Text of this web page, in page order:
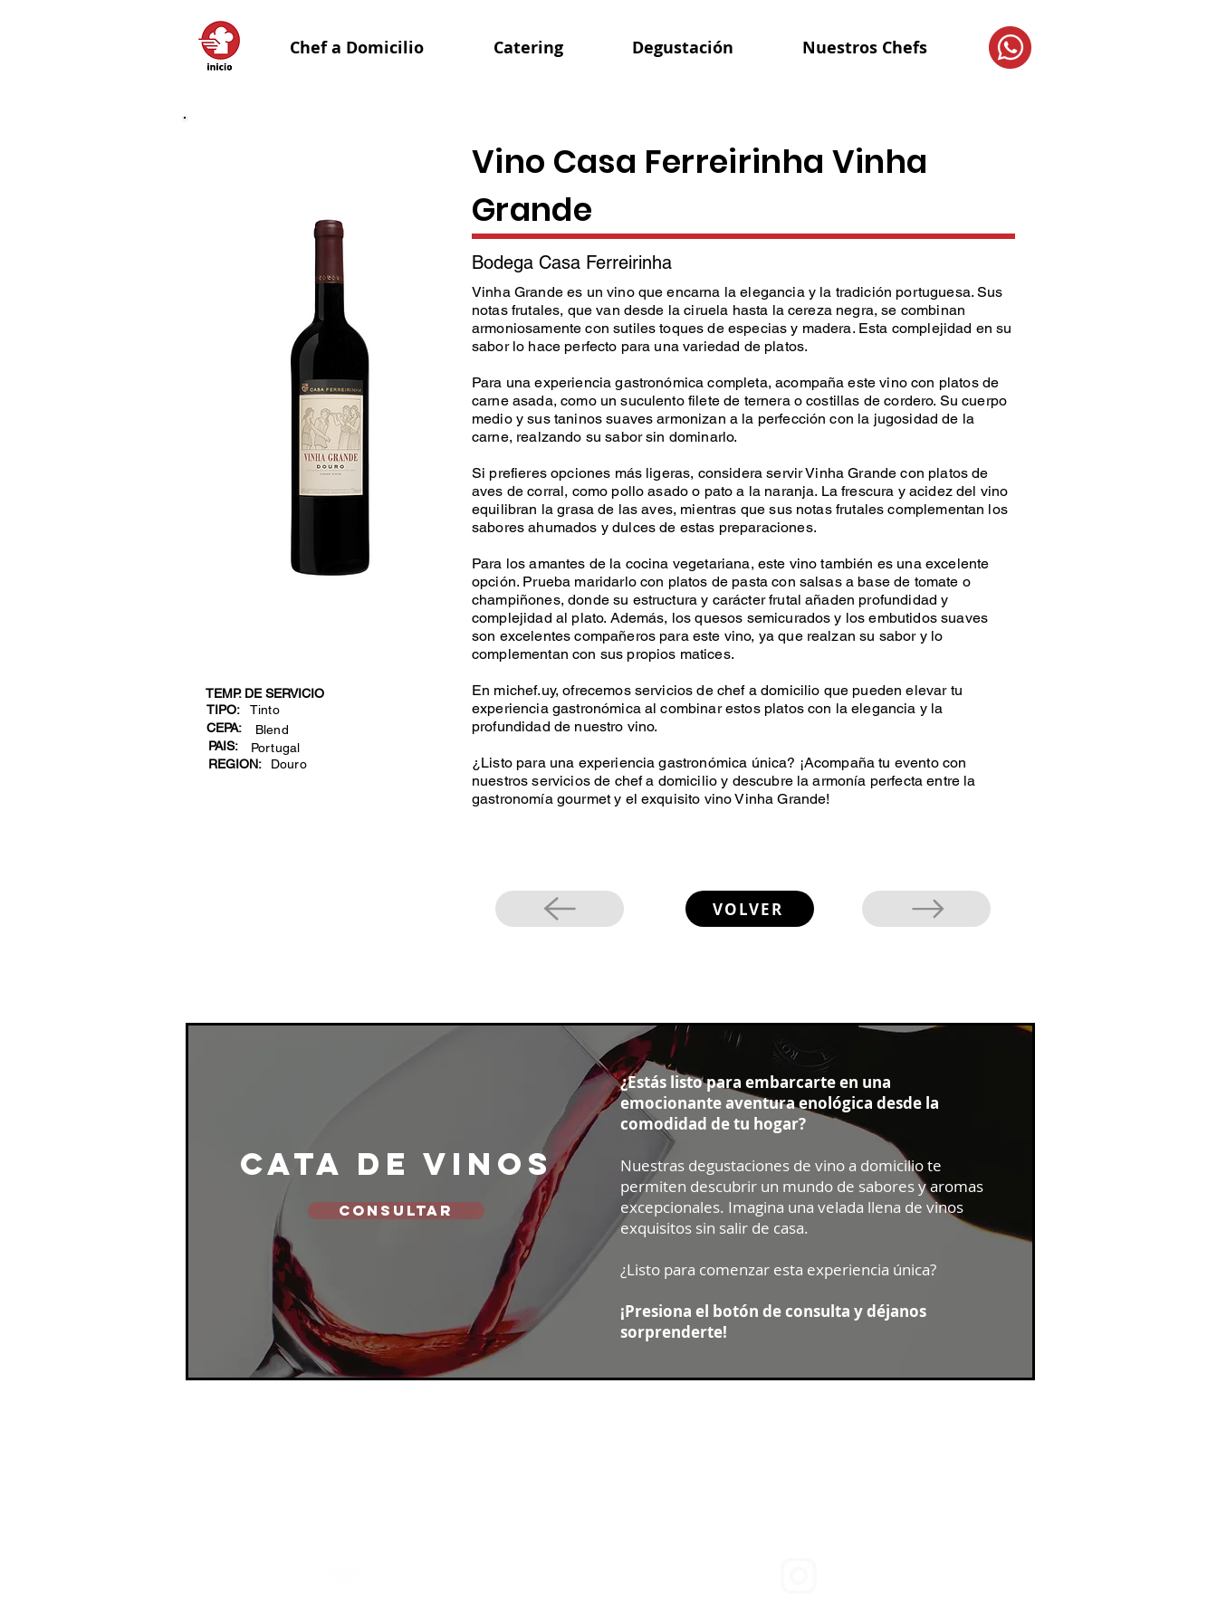
Chef a Domicilio Catering Degustación Nuestros Chefs
TEMP. DE SERVICIO
TIPO:
Tinto
CEPA:
Blend
PAIS:
Portugal
REGION:
Douro
Vino Casa Ferreirinha Vinha
Grande
Bodega Casa Ferreirinha
Vinha Grande es un vino que encarna la elegancia y la tradición portuguesa. Sus
notas frutales, que van desde la ciruela hasta la cereza negra, se combinan
armoniosamente con sutiles toques de especias y madera. Esta complejidad en su
sabor lo hace perfecto para una variedad de platos.
Para una experiencia gastronómica completa, acompaña este vino con platos de
carne asada, como un suculento filete de ternera o costillas de cordero. Su cuerpo
medio y sus taninos suaves armonizan a la perfección con la jugosidad de la
carne, realzando su sabor sin dominarlo.
Si prefieres opciones más ligeras, considera servir Vinha Grande con platos de
aves de corral, como pollo asado o pato a la naranja. La frescura y acidez del vino
equilibran la grasa de las aves, mientras que sus notas frutales complementan los
sabores ahumados y dulces de estas preparaciones.
Para los amantes de la cocina vegetariana, este vino también es una excelente
opción. Prueba maridarlo con platos de pasta con salsas a base de tomate o
champiñones, donde su estructura y carácter frutal añaden profundidad y
complejidad al plato. Además, los quesos semicurados y los embutidos suaves
son excelentes compañeros para este vino, ya que realzan su sabor y lo
complementan con sus propios matices.
En michef.uy, ofrecemos servicios de chef a domicilio que pueden elevar tu
experiencia gastronómica al combinar estos platos con la elegancia y la
profundidad de nuestro vino.
¿Listo para una experiencia gastronómica única? ¡Acompaña tu evento con
nuestros servicios de chef a domicilio y descubre la armonía perfecta entre la
gastronomía gourmet y el exquisito vino Vinha Grande!
VOLVER
cata de vinos
CONSULTAR
¿Estás listo para embarcarte en una
emocionante aventura enológica desde la
comodidad de tu hogar?
Nuestras degustaciones de vino a domicilio te
permiten descubrir un mundo de sabores y aromas
excepcionales. Imagina una velada llena de vinos
exquisitos sin salir de casa.
¿Listo para comenzar esta experiencia única?
¡Presiona el botón de consulta y déjanos
sorprenderte!